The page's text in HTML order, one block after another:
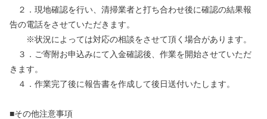
２．現地確認を行い、清掃業者と打ち合わせ後に確認の結果報
告の電話をさせていただきます。
※状況によっては対応の相談をさせて頂く場合があります。
３．ご寄附お申込みにて入金確認後、作業を開始させていただ
きます。
４．作業完了後に報告書を作成して後日送付いたします。
■その他注意事項